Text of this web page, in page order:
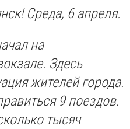
Среда, 6 апреля.
на
Здесь
жителей города.
9 поездов.
тысяч